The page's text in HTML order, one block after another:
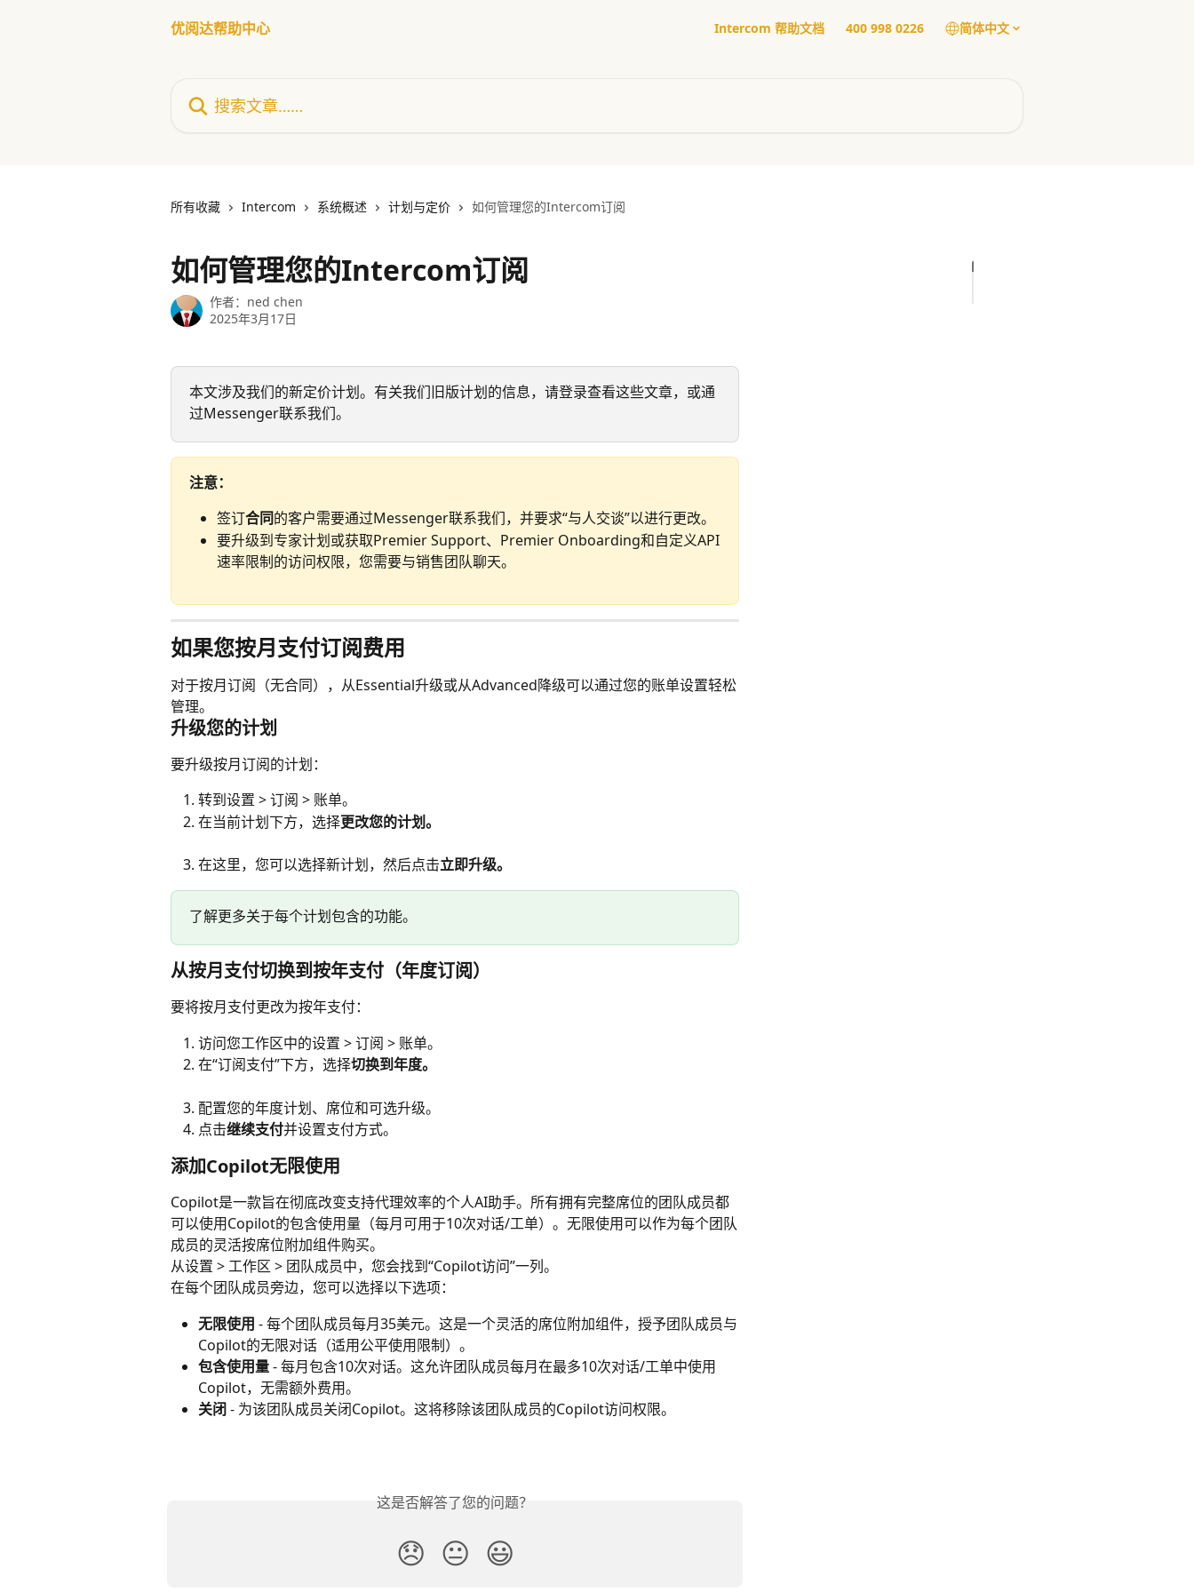
优阅达帮助中心
Intercom 帮助文档 400 998 0226 简体中文
所有收藏 Intercom 系统概述 计划与定价 如何管理您的Intercom订阅
如何管理您的Intercom订阅
作者： ned chen
2025年3月17日
本文涉及我们的新定价计划。有关我们旧版计划的信息，请登录查看这些文章，或通
过Messenger联系我们。
注意：
签订合同的客户需要通过Messenger联系我们，并要求“与人交谈”以进行更改。
要升级到专家计划或获取Premier Support、Premier Onboarding和自定义API
速率限制的访问权限，您需要与销售团队聊天。
如果您按月支付订阅费用
对于按月订阅（无合同），从Essential升级或从Advanced降级可以通过您的账单设置轻松
管理。
升级您的计划
要升级按月订阅的计划：
转到设置 > 订阅 > 账单。
在当前计划下方，选择更改您的计划。
在这里，您可以选择新计划，然后点击立即升级。
了解更多关于每个计划包含的功能。
从按月支付切换到按年支付（年度订阅）
要将按月支付更改为按年支付：
访问您工作区中的设置 > 订阅 > 账单。
在“订阅支付”下方，选择切换到年度。
配置您的年度计划、席位和可选升级。
点击继续支付并设置支付方式。
添加Copilot无限使用
Copilot是一款旨在彻底改变支持代理效率的个人AI助手。所有拥有完整席位的团队成员都
可以使用Copilot的包含使用量（每月可用于10次对话/工单）。无限使用可以作为每个团队
成员的灵活按席位附加组件购买。
从设置 > 工作区 > 团队成员中，您会找到“Copilot访问”一列。
在每个团队成员旁边，您可以选择以下选项：
无限使用 - 每个团队成员每月35美元。这是一个灵活的席位附加组件，授予团队成员与
Copilot的无限对话（适用公平使用限制）。
包含使用量 - 每月包含10次对话。这允许团队成员每月在最多10次对话/工单中使用
Copilot，无需额外费用。
关闭 - 为该团队成员关闭Copilot。这将移除该团队成员的Copilot访问权限。
这是否解答了您的问题？
😞 😐 😃